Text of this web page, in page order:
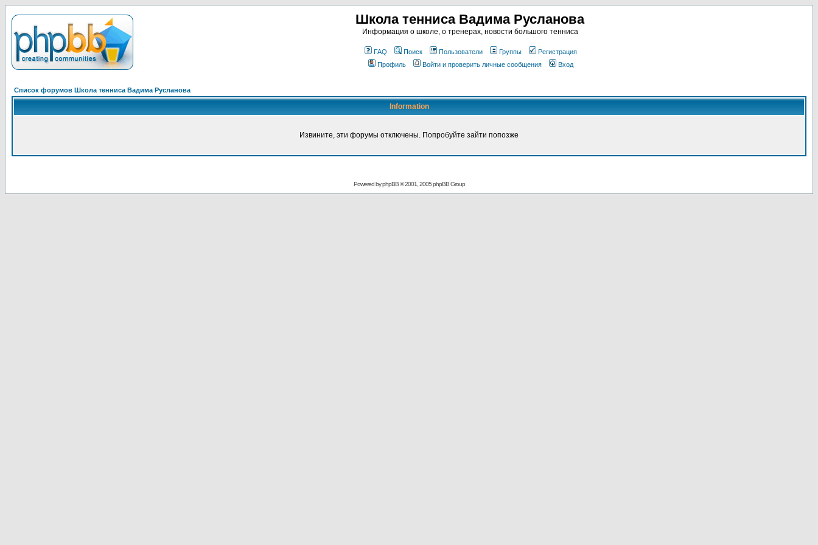
Школа тенниса Вадима Русланова
Информация о школе, о тренерах, новости большого тенниса
FAQ Поиск Пользователи Группы
Регистрация
Профиль
Войти и проверить личные сообщения Вход
Список форумов Школа тенниса Вадима Русланова
Information
Извините, эти форумы отключены. Попробуйте зайти попозже
Powered byphpBB© 2001, 2005 phpBB Group